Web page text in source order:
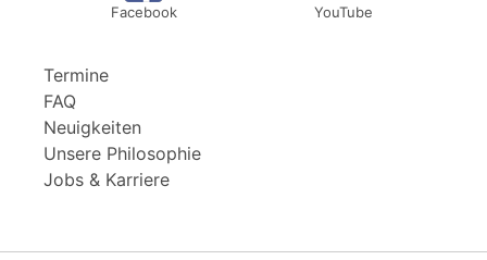
Facebook YouTube
Termine
FAQ
Neuigkeiten
Unsere Philosophie
Jobs & Karriere